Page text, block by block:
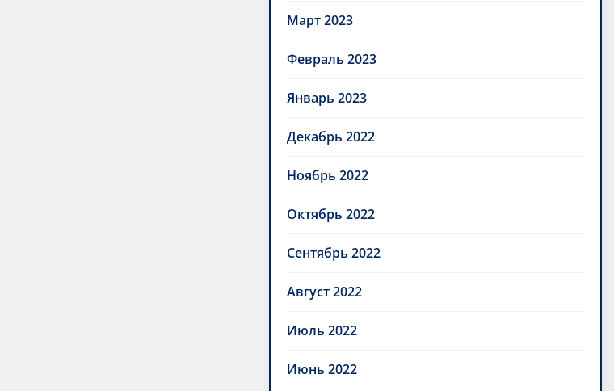
Март 2023
Февраль 2023
Январь 2023
Декабрь 2022
Ноябрь 2022
Октябрь 2022
Сентябрь 2022
Август 2022
Июль 2022
Июнь 2022